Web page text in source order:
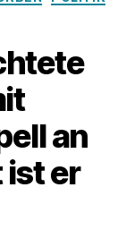
an
ist er